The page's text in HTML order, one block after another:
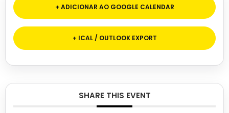
+ ADICIONAR AO GOOGLE CALENDAR
+ ICAL / OUTLOOK EXPORT
SHARE THIS EVENT